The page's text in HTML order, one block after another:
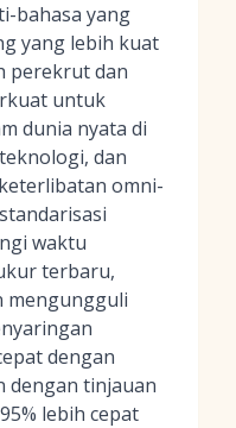
bahasa yang
yang lebih kuat
perekrut dan
untuk
dunia nyata di
dan
omni-
waktu
terbaru,
mengungguli
dengan
dengan tinjauan
lebih cepat